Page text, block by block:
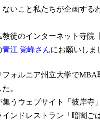
いこと私たちが企画する
徒のインターネット寺院
青江 覚峰さんにお願いしま
ォルニア州立大学でMBA
。
集うウェブサイト「彼岸寺
ンドレストラン「暗闇ご